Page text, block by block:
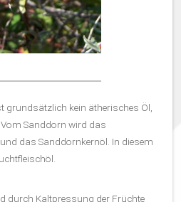
kein ätherisches Öl,
Sanddorn wird das
das Sanddornkernöl. In diesem
durch Kaltpressung der Früchte